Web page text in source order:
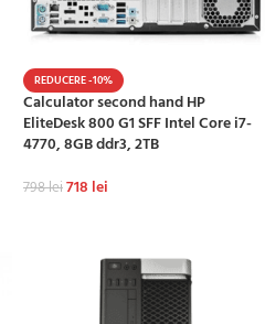
REDUCERE -10%
Calculator second hand HP
EliteDesk 800 G1 SFF Intel Core i7-
4770, 8GB ddr3, 2TB
798lei718 lei